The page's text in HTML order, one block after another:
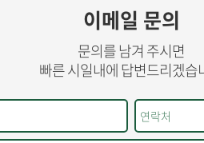
이메일 문의
문의를 남겨 주시면
빠른 시일내에 답변드리겠습